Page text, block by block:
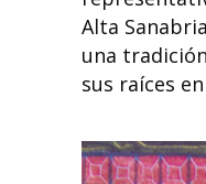
Alta
una
sus raíces